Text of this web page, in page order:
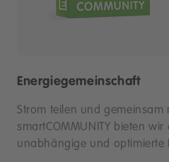
Energiegemeinschaft
Strom teilen und gemeinsam
smartCOMMUNITY bieten
unabhängige und optimierte